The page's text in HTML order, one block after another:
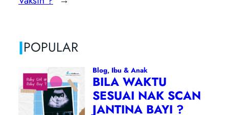
|POPULAR